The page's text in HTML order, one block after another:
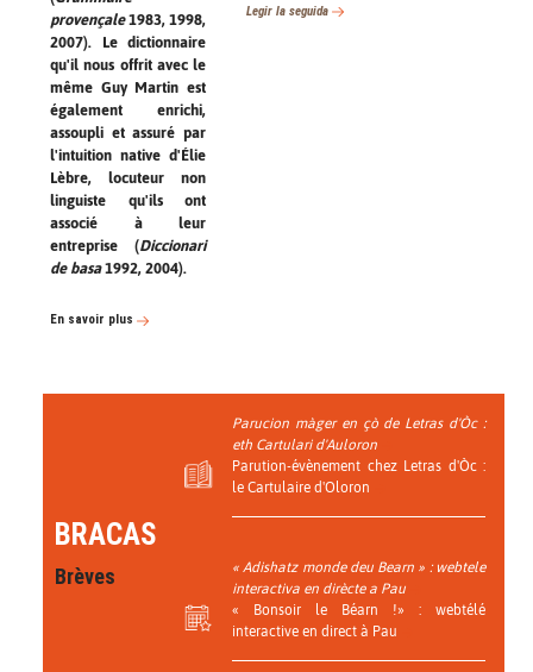
provençale1983, 1998,
2007). Le dictionnaire
qu'il nous offrit avec le
même Guy Martin est
également enrichi,
assoupli et assuré par
l'intuition native d'Élie
Lèbre, locuteur non
linguiste qu'ils ont
associé à leur
entreprise (Diccionari
de basa1992, 2004).
En savoir plus
Legir la seguida
BRACAS
Brèves
Parucion màger en çò de Letras d'Òc :
eth Cartulari d'Auloron
Parution-évènement chez Letras d'Òc :
le Cartulaire d'Oloron
« Adishatz monde deu Bearn » : webtele
interactiva en dirècte a Pau
« Bonsoir le Béarn !» : webtélé
interactive en direct à Pau